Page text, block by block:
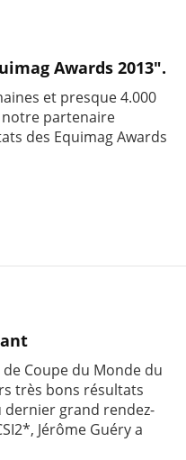
Awards 2013".
et presque 4.000
partenaire
des Equimag Awards
Coupe du Monde du
très bons résultats
dernier grand rendez-
Jérôme Guéry a